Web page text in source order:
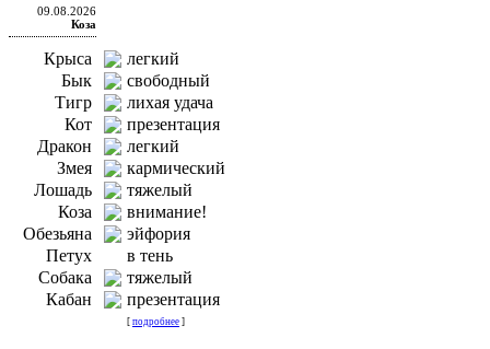
09.08.2026
Коза
Крыса
легкий
Бык
свободный
Тигр
лихая удача
Кот
презентация
Дракон
легкий
Змея
кармический
Лошадь
тяжелый
Коза
внимание!
Обезьяна
эйфория
Петух
в тень
Собака
тяжелый
Кабан
презентация
[ подробнее ]